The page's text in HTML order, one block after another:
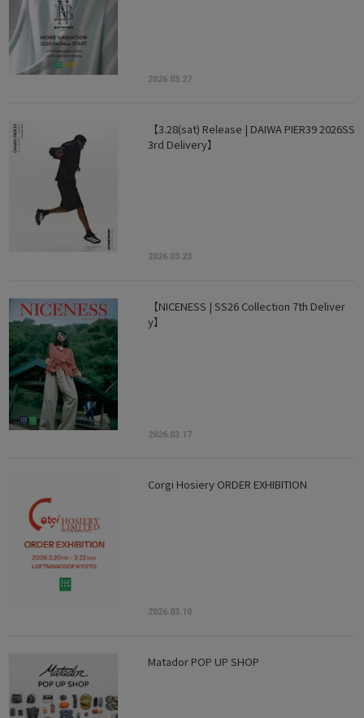
2026.03.27
【3.28(sat) Release | DAIWA PIER39 2026SS
3rd Delivery】
2026.03.23
【NICENESS | SS26 Collection 7th Deliver
y】
2026.03.17
Corgi Hosiery ORDER EXHIBITION
2026.03.10
Matador POP UP SHOP